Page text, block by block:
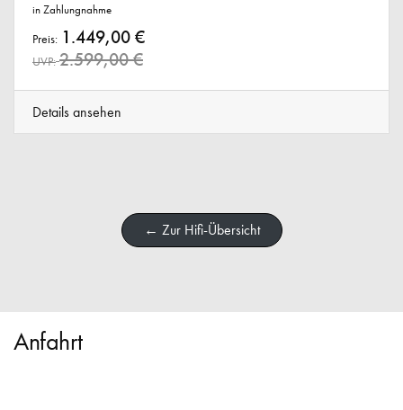
in Zahlungnahme
Preis: 1.449,00 €
UVP: 2.599,00 €
Details ansehen
← Zur Hifi-Übersicht
Anfahrt